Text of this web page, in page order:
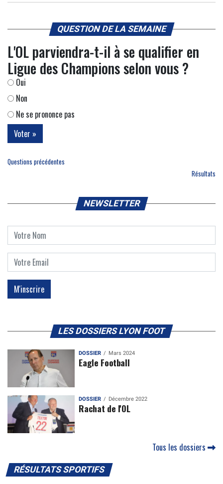
QUESTION DE LA SEMAINE
L'OL parviendra-t-il à se qualifier en
Ligue des Champions selon vous ?
Oui
Non
Ne se prononce pas
Questions précédentes
Résultats
NEWSLETTER
LES DOSSIERS LYON FOOT
DOSSIER Mars 2024
Eagle Football
DOSSIER Décembre 2022
Rachat de l'OL
Tous les dossiers
RÉSULTATS SPORTIFS